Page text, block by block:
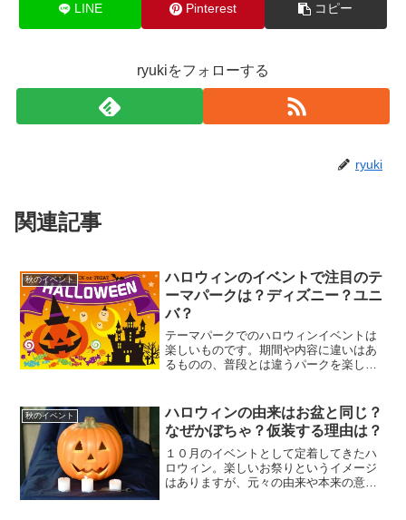
LINE Pinterest コピー
ryukiをフォローする
ryuki
関連記事
秋のイベント
ハロウィンのイベントで注目のテ
ーマパークは？ディズニー？ユニ
バ？
テーマパークでのハロウィンイベントは
楽しいものです。期間や内容に違いはあ
るものの、普段とは違うパークを楽しめ
ます。
秋のイベント
ハロウィンの由来はお盆と同じ？
なぜかぼちゃ？仮装する理由は？
１０月のイベントとして定着してきたハ
ロウィン。楽しいお祭りというイメージ
はありますが、元々の由来や本来の意味